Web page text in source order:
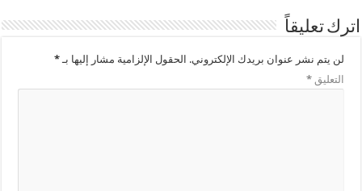
اترك تعليقاً
لن يتم نشر عنوان بريدك الإلكتروني. الحقول الإلزامية مشار إليها بـ*
التعليق*